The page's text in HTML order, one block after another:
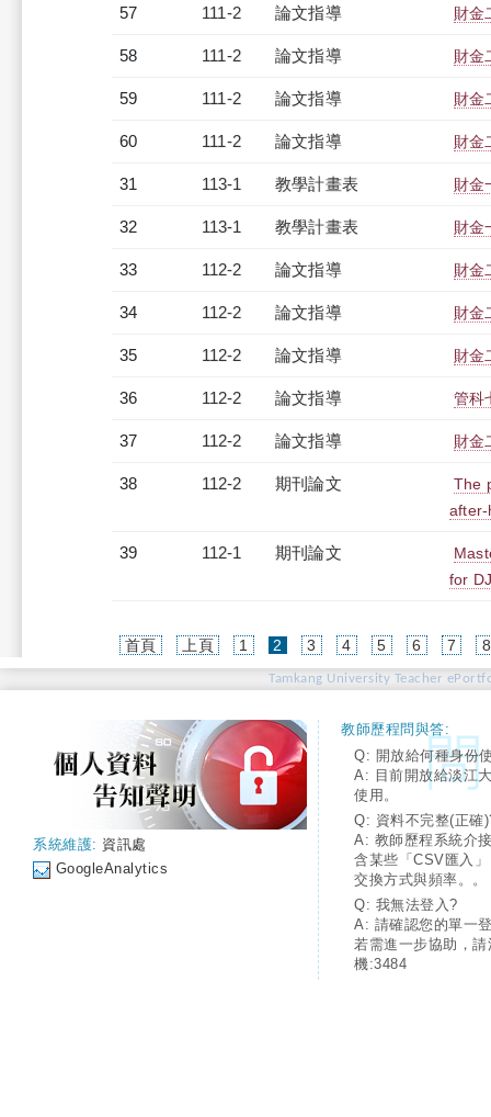
57 111-2 論文指導 財金
58 111-2 論文指導 財金
59 111-2 論文指導 財金
60 111-2 論文指導 財
31 113-1 教學計畫表 財金
32 113-1 教學計畫表 財金
33 112-2 論文指導 財金
34 112-2 論文指導 財金
35 112-2 論文指導 財金
36 112-2 論文指導 管科
37 112-2 論文指導 財金
38 112-2 期刊論文
The
after-
39 112-1 期刊論文
for
首頁 上頁 1 2 (current)
3 4 5 6 7 8
Tamkang University Teacher
系統維護: 資訊處
GoogleAnalytics
教師歷程問與答:
Q: 開放給何種身份
A: 目前開放給淡江
使用。
Q: 資料不完整(正確
A: 教師歷程系統介
含某些「CSV匯入
交換方式與頻率。。
Q: 我無法登入?
A: 請確認您的單一
若需進一步協助，
機:3484